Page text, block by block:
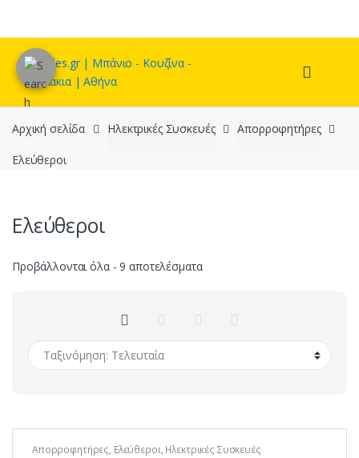
navigation
content
Αρχική σελίδα Ηλεκτρικές Συσκευές Απορροφητήρες
Ελεύθεροι
Ελεύθεροι
Προβάλλονται όλα - 9 αποτελέσματαSorted
Απορροφητήρες, Ελεύθεροι, Ηλεκτρικές Συσκευές